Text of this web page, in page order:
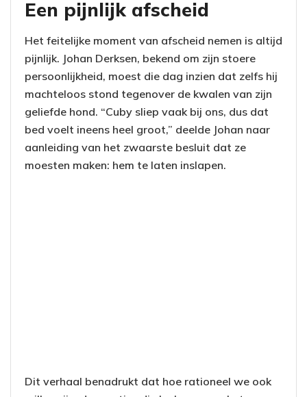
Een pijnlijk afscheid
Het feitelijke moment van afscheid nemen is altijd
pijnlijk. Johan Derksen, bekend om zijn stoere
persoonlijkheid, moest die dag inzien dat zelfs hij
machteloos stond tegenover de kwalen van zijn
geliefde hond. “Cuby sliep vaak bij ons, dus dat
bed voelt ineens heel groot,” deelde Johan naar
aanleiding van het zwaarste besluit dat ze
moesten maken: hem te laten inslapen.
Dit verhaal benadrukt dat hoe rationeel we ook